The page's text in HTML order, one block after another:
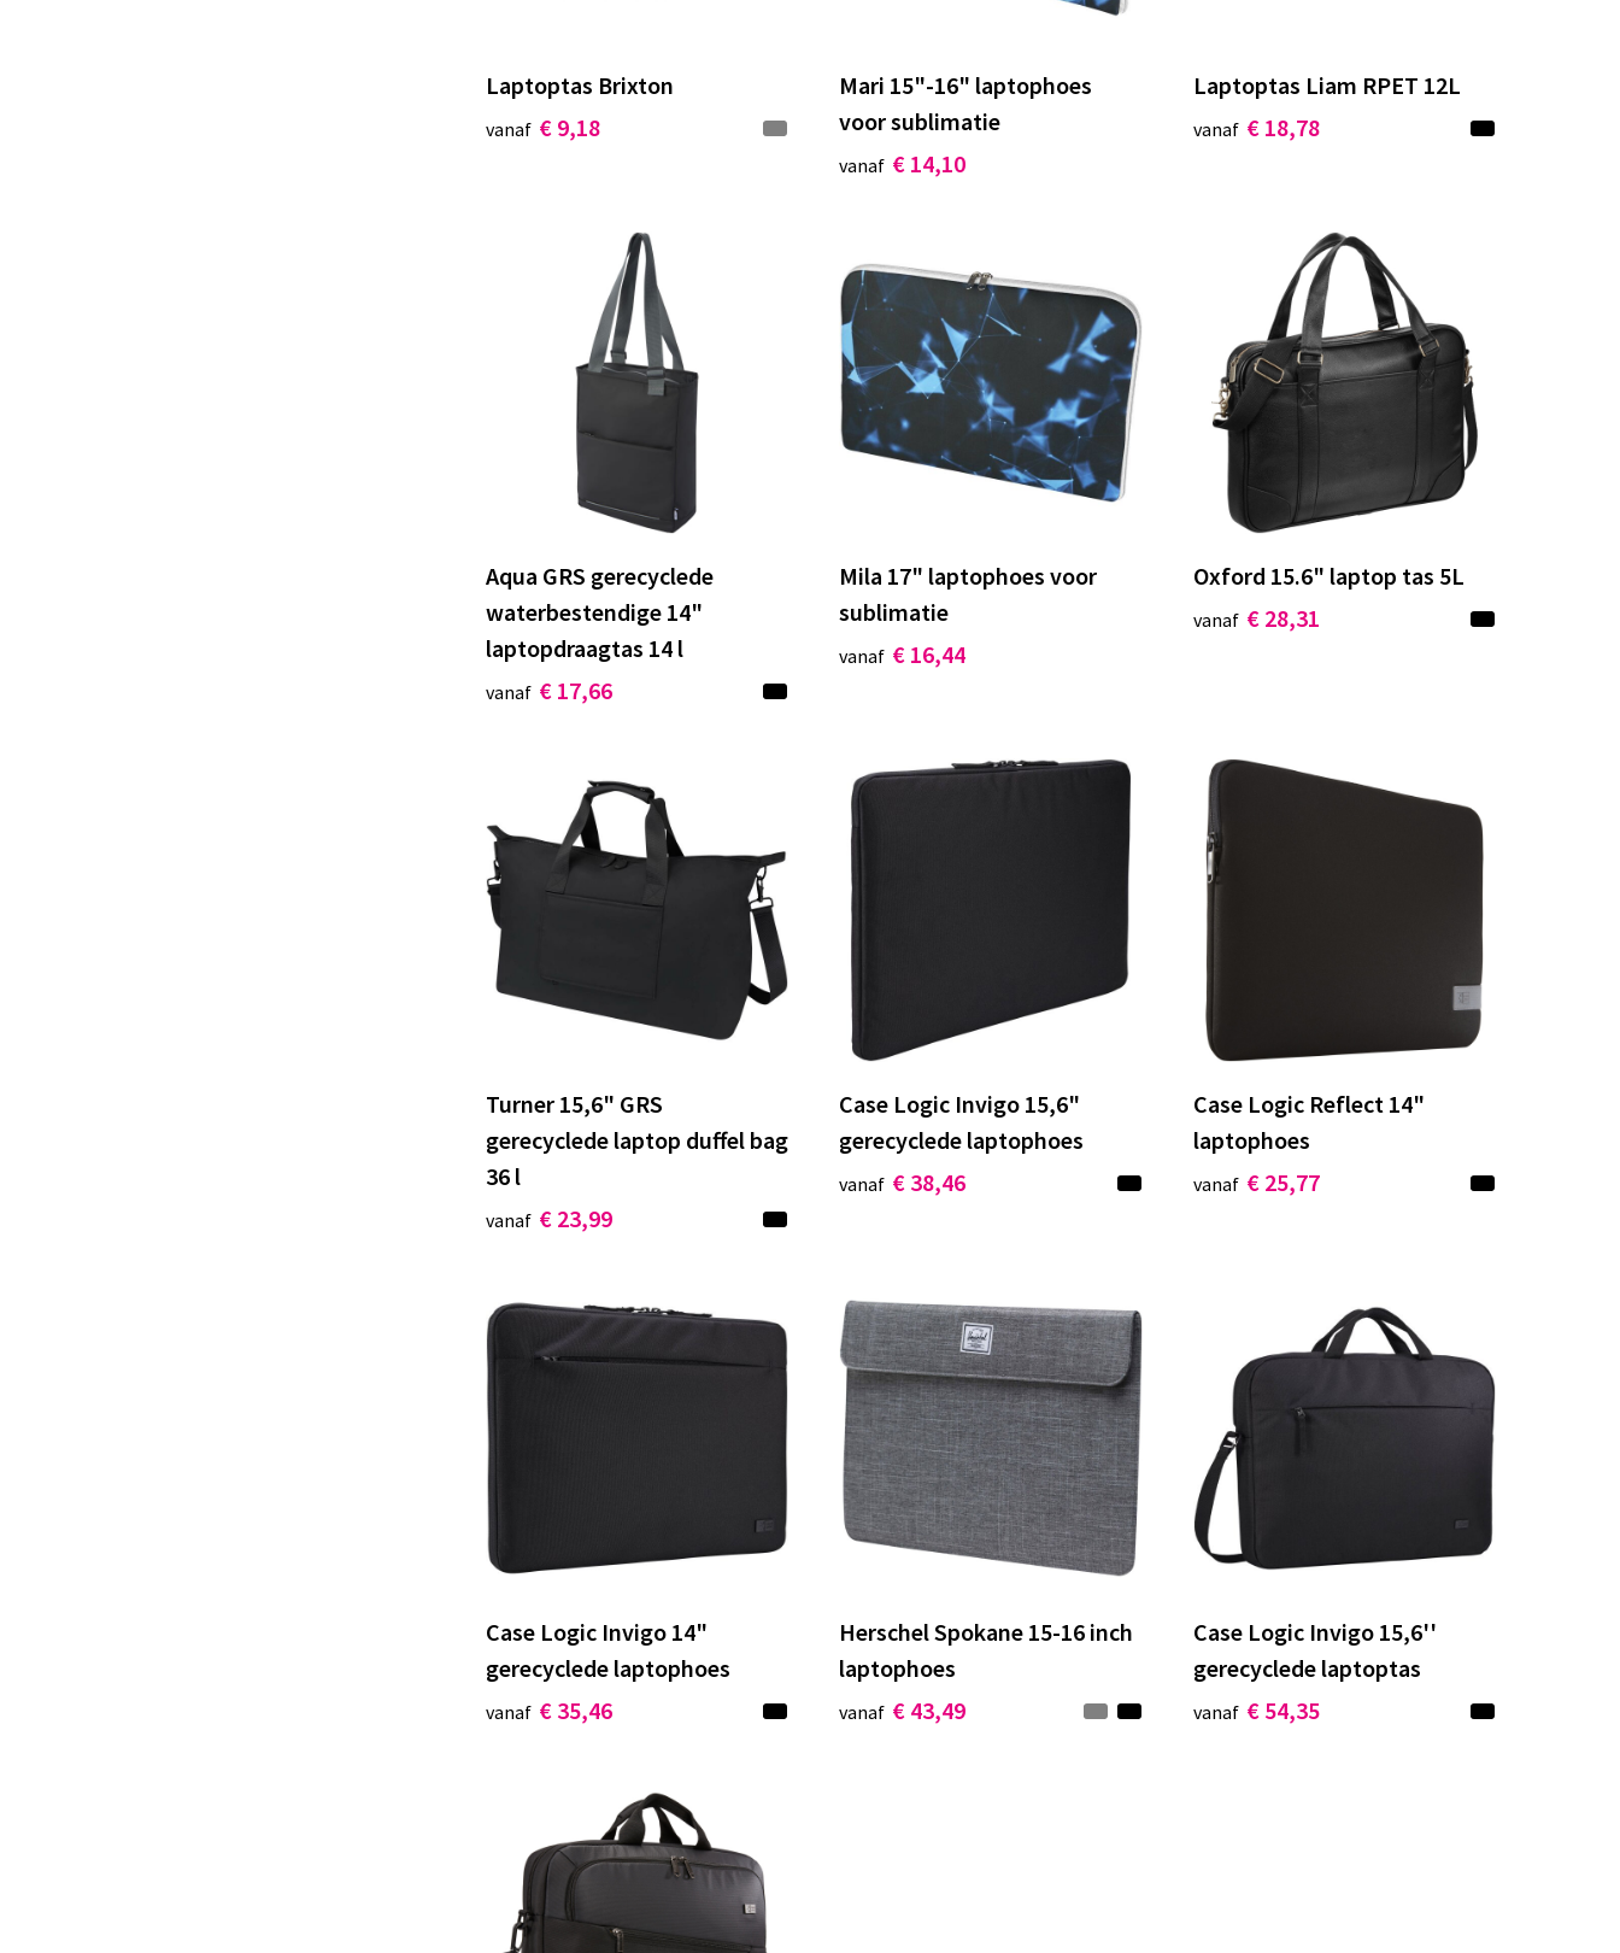
Laptoptas Brixton
vanaf € 9,18
Mari 15"-16" laptophoes
voor sublimatie
vanaf € 14,10
Laptoptas Liam RPET 12L
vanaf € 18,78
Aqua GRS gerecyclede
waterbestendige 14"
laptopdraagtas 14 l
vanaf € 17,66
Mila 17" laptophoes voor
sublimatie
vanaf € 16,44
Oxford 15.6" laptop tas 5L
vanaf € 28,31
Turner 15,6" GRS
gerecyclede laptop duffel bag
36 l
vanaf € 23,99
Case Logic Invigo 15,6"
gerecyclede laptophoes
vanaf € 38,46
Case Logic Reflect 14"
laptophoes
vanaf € 25,77
Case Logic Invigo 14"
gerecyclede laptophoes
vanaf € 35,46
Herschel Spokane 15-16 inch
laptophoes
vanaf € 43,49
Case Logic Invigo 15,6''
gerecyclede laptoptas
vanaf € 54,35